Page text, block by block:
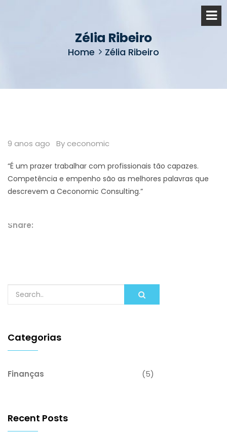
Zélia Ribeiro
Home Zélia Ribeiro
9 anos ago By ceconomic
“É um prazer trabalhar com profissionais tão capazes.
Competência e empenho são as melhores palavras que
descrevem a Ceconomic Consulting.”
Share:
Categorias
Finanças (5)
Recent Posts